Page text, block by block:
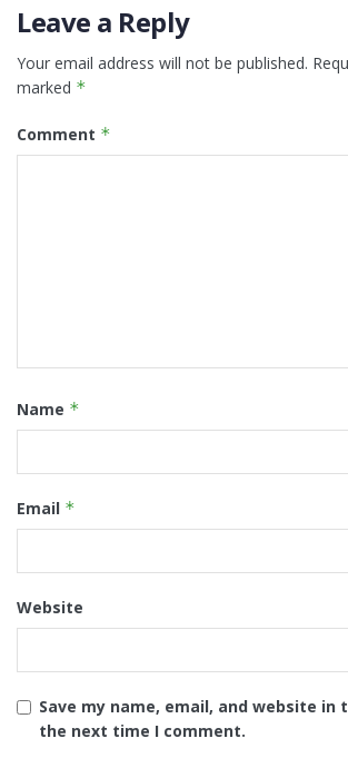
Leave a Reply
Your email address will not be published.
marked *
Comment *
Name *
Email *
Website
Save my name, email, and website in
the next time I comment.